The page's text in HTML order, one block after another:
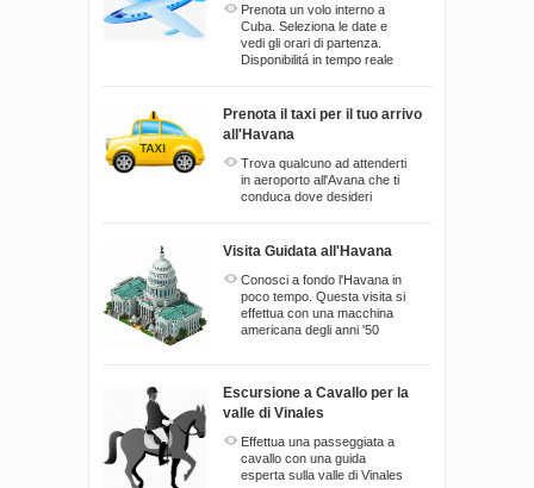
Prenota un volo interno a
Cuba. Seleziona le date e
vedi gli orari di partenza.
Disponibilitá in tempo reale
Prenota il taxi per il tuo arrivo
all'Havana
Trova qualcuno ad attenderti
in aeroporto all'Avana che ti
conduca dove desideri
Visita Guidata all'Havana
Conosci a fondo l'Havana in
poco tempo. Questa visita si
effettua con una macchina
americana degli anni '50
Escursione a Cavallo per la
valle di Vinales
Effettua una passeggiata a
cavallo con una guida
esperta sulla valle di Vinales